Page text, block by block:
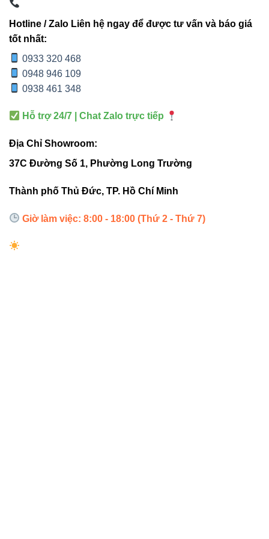
3000K
4000K – Ánh sáng trung tính: tôn màu thật của sản
phẩm.
showroom lớn.
Bí quyết của chuyên gia:
giữ màu vải trung thực nhất.
5. Ứng dụng thực tế
Hotline / Zalo Liên hệ ngay để được tư vấn và báo giá
tốt nhất:
0933 320 468
0948 946 109
0938 461 348
Hỗ trợ 24/7 | Chat Zalo trực tiếp
Địa Chỉ Showroom:
37C Đường Số 1, Phường Long Trường
Thành phố Thủ Đức, TP. Hồ Chí Minh
Giờ làm việc: 8:00 - 18:00 (Thứ 2 - Thứ 7)